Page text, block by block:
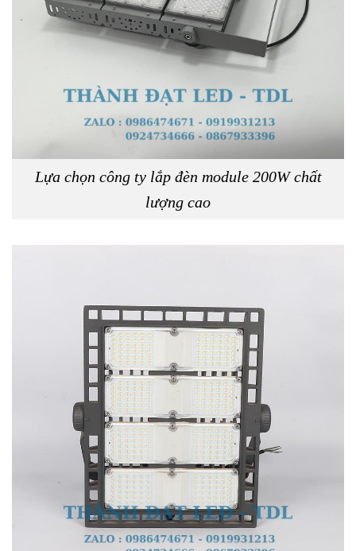
Lựa chọn công ty lắp đèn module 200W chất
lượng cao